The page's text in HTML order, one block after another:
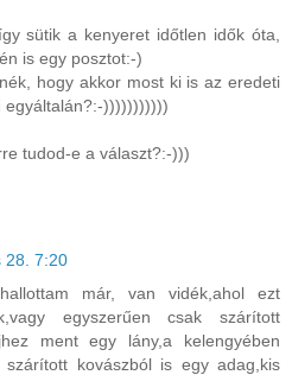
sütik a kenyeret időtlen idők óta,
is egy posztot:-)
hogy akkor most ki is az eredeti
egyáltalán?:-)))))))))))
tudod-e a választ?:-)))
28. 7:20
már, van vidék,ahol ezt
egyszerűen csak szárított
ment egy lány,a kelengyében
kovászból is egy adag,kis